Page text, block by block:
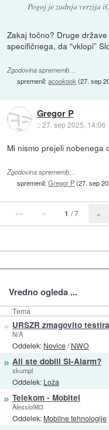
Pogoj je zadnja verzija
Zakaj točno? Druge
specifičnega, da “vklopi”
Zgodovina sprememb…
spremenil:acookook(27. sep
Gregor P
::27. sep 2025, 14:06
Mi nismo prejeli nobenega
Zgodovina sprememb…
spremenil:Gregor P(27. sep
«« « 1 / 7 »
Vredno ogleda ...
Tema
» URSZR zmagovito
N/A
Oddelek: Novice/NWO
» Ali ste dobili SI-Alarm?
skumpl
Oddelek: Loža
» Telekom - Mobitel
Alessio983
Oddelek: Mobilne tehnologije